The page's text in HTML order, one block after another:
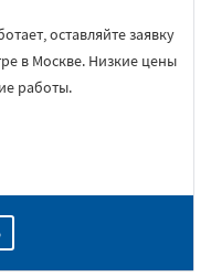
оставляйте заявку
в Москве. Низкие цены
работы.